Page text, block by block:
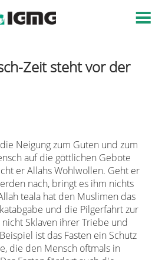
Zeit steht vor der
Neigung zum Guten und zum
auf die göttlichen Gebote
er Allahs Wohlwollen. Geht er
nach, bringt es ihm nichts
teala hat den Muslimen das
und die Pilgerfahrt zur
Sklaven ihrer Triebe und
ist das Fasten ein Schutz
die den Mensch oftmals in